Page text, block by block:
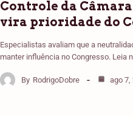
Controle da Câmara
vira prioridade do
Especialistas avaliam que a
manter influência no Congresso. Leia
By RodrigoDobre ago 7,